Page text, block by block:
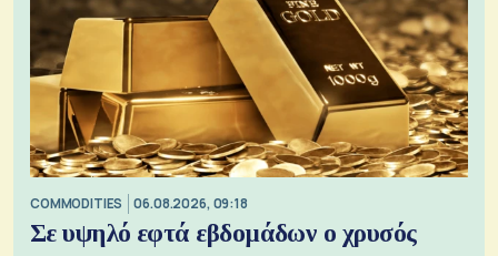
COMMODITIES 06.08.2026, 09:18
Σε υψηλό εφτά εβδομάδων ο χρυσός